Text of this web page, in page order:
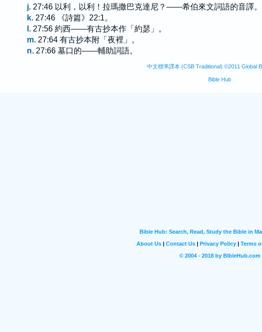
j. 27:46 以利，以利！拉瑪撒巴克達尼？——希伯來文詞語的音譯。
k. 27:46 《詩篇》22:1。
l. 27:56 約西——有古抄本作「約瑟」。
m. 27:64 有古抄本附「夜裡」。
n. 27:66 墓口的——輔助詞語。
中文標準譯本 (CSB Traditional) ©2011 Global
Bible Hub